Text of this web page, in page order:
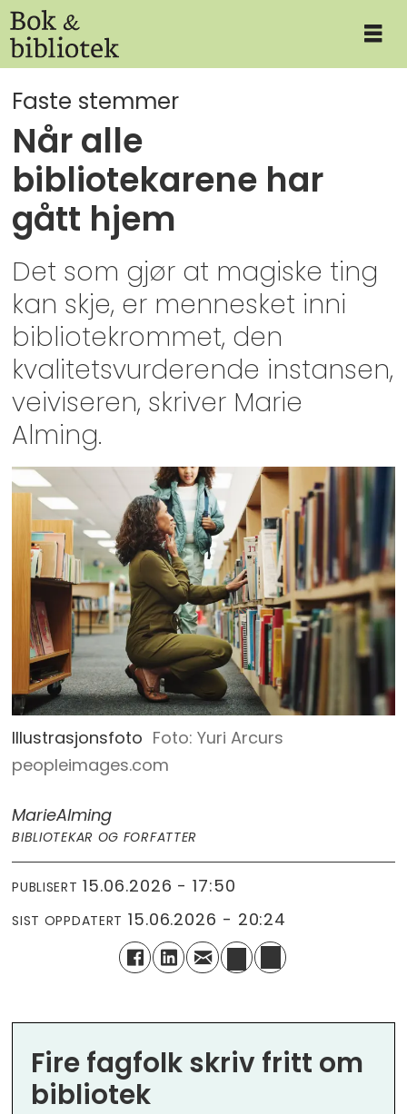
Faste stemmer
Når alle
bibliotekarene har
gått hjem
Det som gjør at magiske ting
kan skje, er mennesket inni
bibliotekrommet, den
kvalitetsvurderende instansen,
veiviseren, skriver Marie
Alming.
Illustrasjonsfoto
Yuri Arcurs
peopleimages.com
MarieAlming
BIBLIOTEKAR OG FORFATTER
PUBLISERT 15.06.2026 - 17:50
SIST OPPDATERT 15.06.2026 - 20:24
Fire fagfolk skriv fritt om
bibliotek